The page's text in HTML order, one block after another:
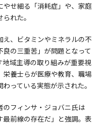
せ細る「消耗症」や、家庭
れた。
、ビタミンやミネラルの不
の三重苦」が問題となって
域主導の取り組みが重要視
養士らが医療や教育、職場
っている実態が示された。
フィンサ・ジョバニ氏は
最前線の存在だ」と強調。表